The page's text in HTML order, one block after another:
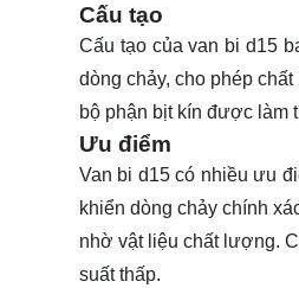
Cấu tạo
Cấu tạo của van bi d15
dòng chảy, cho phép
bộ phận bịt kín được làm
Ưu điểm
Van bi d15 có nhiều ưu
khiển dòng chảy chính
nhờ vật liệu chất lượng.
suất thấp.